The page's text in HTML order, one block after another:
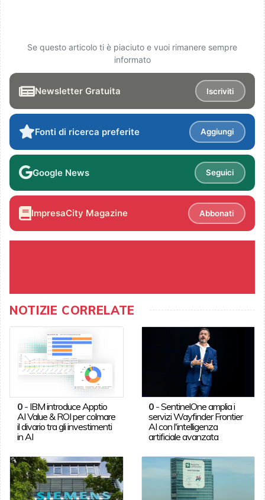
Se questo articolo ti è piaciuto e vuoi rimanere sempre
informato
Newsletter Gratuita Iscriviti
Fonti di ricerca preferite Aggiungi
Google News Seguici
ImpresaCity Magazine Abbonati
NOTIZIE CORRELATE
0- IBM introduce Apptio
AI Value & ROI per colmare
il divario tra gli investimenti
in AI
0 -SentinelOne amplia i
servizi Wayfinder Frontier
AI con l'intelligenza
artificiale avanzata